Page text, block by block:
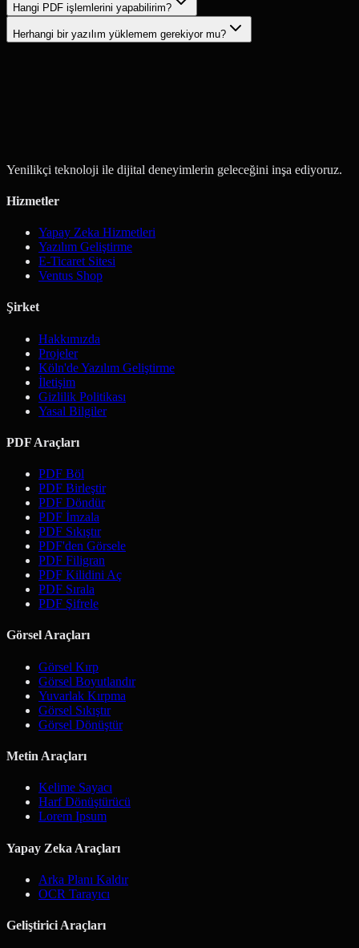
Hangi PDF işlemlerini yapabilirim?
Herhangi bir yazılım yüklemem gerekiyor mu?
Yenilikçi teknoloji ile dijital deneyimlerin geleceğini inşa ediyoruz.
Hizmetler
Yapay Zeka Hizmetleri
Yazılım Geliştirme
E-Ticaret Sitesi
Ventus Shop
Şirket
Hakkımızda
Projeler
Köln'de Yazılım Geliştirme
İletişim
Gizlilik Politikası
Yasal Bilgiler
PDF Araçları
PDF Böl
PDF Birleştir
PDF Döndür
PDF İmzala
PDF Sıkıştır
PDF'den Görsele
PDF Filigran
PDF Kilidini Aç
PDF Sırala
PDF Şifrele
Görsel Araçları
Görsel Kırp
Görsel Boyutlandır
Yuvarlak Kırpma
Görsel Sıkıştır
Görsel Dönüştür
Metin Araçları
Kelime Sayacı
Harf Dönüştürücü
Lorem Ipsum
Yapay Zeka Araçları
Arka Planı Kaldır
OCR Tarayıcı
Geliştirici Araçları